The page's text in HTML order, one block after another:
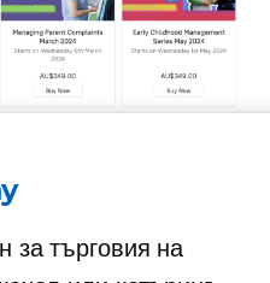
за търговия на